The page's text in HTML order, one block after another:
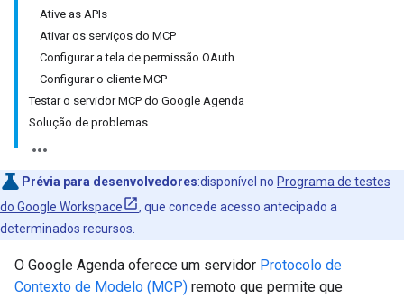
Ative as APIs
Ativar os serviços do MCP
Configurar a tela de permissão OAuth
Configurar o cliente MCP
Testar o servidor MCP do Google Agenda
Solução de problemas
Prévia para desenvolvedores:disponível no Programa de testes
do Google Workspace
, que concede acesso antecipado a
determinados recursos.
O Google Agenda oferece um servidor Protocolo de
Contexto de Modelo (MCP) remoto que permite que